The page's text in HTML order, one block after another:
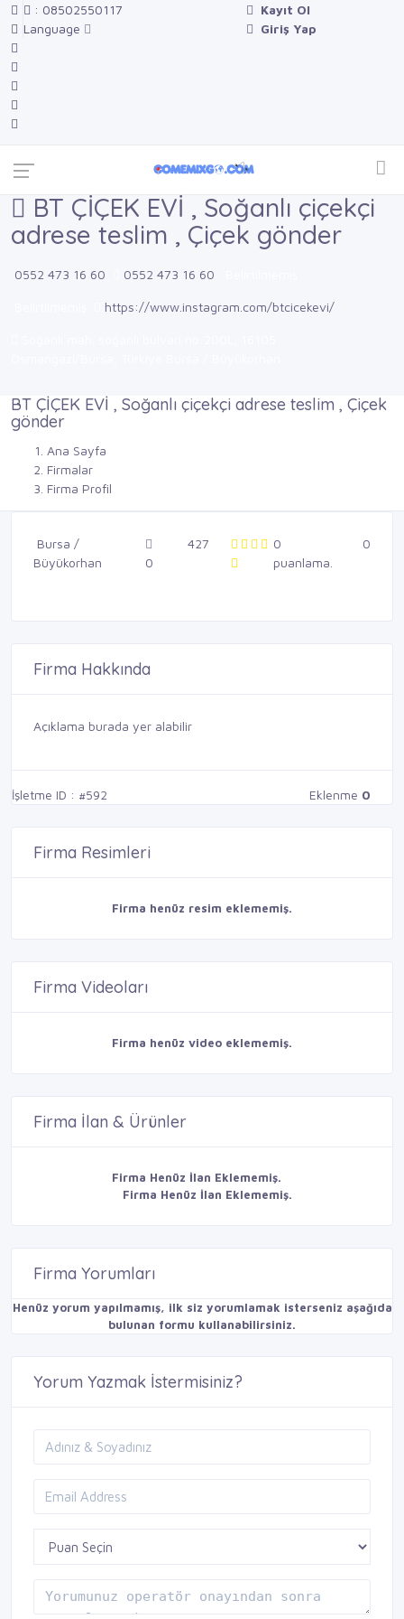
: 08502550117
Language
Kayıt Ol
Giriş Yap
BT ÇİÇEK EVİ , Soğanlı çiçekçi
adrese teslim , Çiçek gönder
0552 473 16 60 0552 473 16 60
https://www.instagram.com/btcicekevi/
BT ÇİÇEK EVİ , Soğanlı çiçekçi adrese teslim , Çiçek
gönder
Ana Sayfa
Firmalar
Firma Profil
Bursa /
Büyükorhan
0
427
0
puanlama.
0
Firma Hakkında
Açıklama burada yer alabilir
İşletme ID : #592 Eklenme 0
Firma Resimleri
Firma henüz resim eklememiş.
Firma Videoları
Firma henüz video eklememiş.
Firma İlan & Ürünler
Firma Henüz İlan Eklememiş.
Firma Henüz İlan Eklememiş.
Firma Yorumları
Henüz yorum yapılmamış, ilk siz yorumlamak isterseniz aşağıda
bulunan formu kullanabilirsiniz.
Yorum Yazmak İstermisiniz?